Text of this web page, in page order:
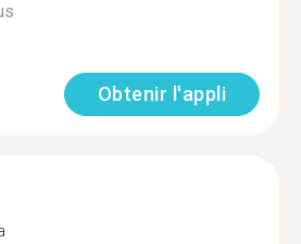
Obtenir l'appli